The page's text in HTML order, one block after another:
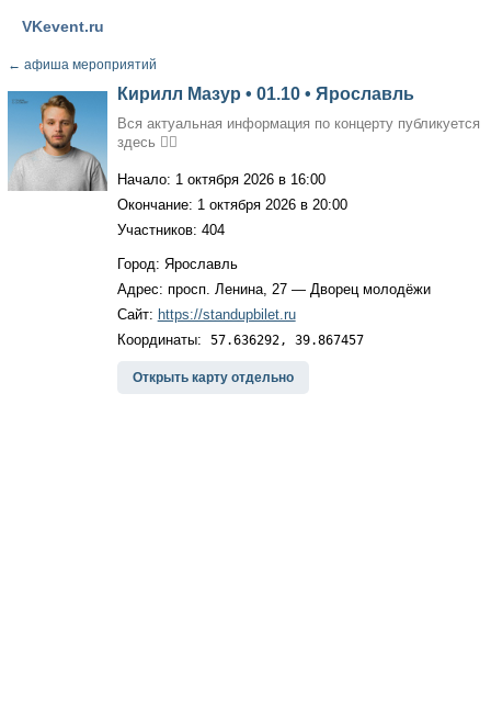
VKevent.ru
← афиша мероприятий
Кирилл Мазур • 01.10 • Ярославль
Вся актуальная информация по концерту публикуется
здесь 👇🏻
Начало: 1 октября 2026 в 16:00
Окончание: 1 октября 2026 в 20:00
Участников: 404
Город: Ярославль
Адрес: просп. Ленина, 27 — Дворец молодёжи
Сайт: https://standupbilet.ru
Координаты: 57.636292, 39.867457
Открыть карту отдельно